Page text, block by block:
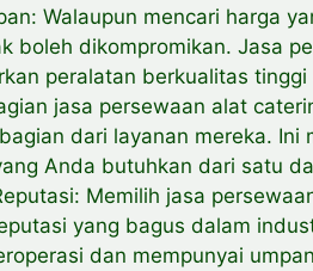
Walaupun mencari harga
boleh dikompromikan. Jasa
peralatan berkualitas
jasa persewaan alat
dari layanan mereka.
Anda butuhkan dari satu
Memilih jasa
yang bagus dalam
dan mempunyai